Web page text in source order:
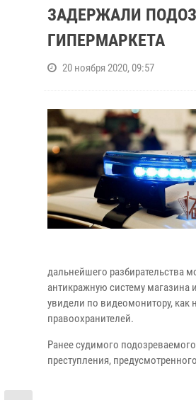
ЗАДЕРЖАЛИ
ГИПЕРМАРКЕТА
20 ноября 2020, 09:57
дальнейшего разбирательства
антикражную систему магазина
увидели по видеомонитору,
правоохранителей.
Ранее судимого
преступления,